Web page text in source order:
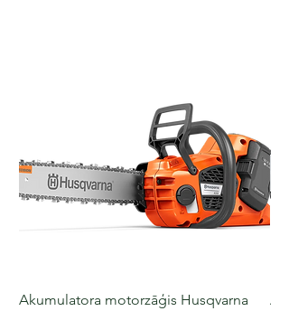
Akumulatora motorzāģis Husqvarna